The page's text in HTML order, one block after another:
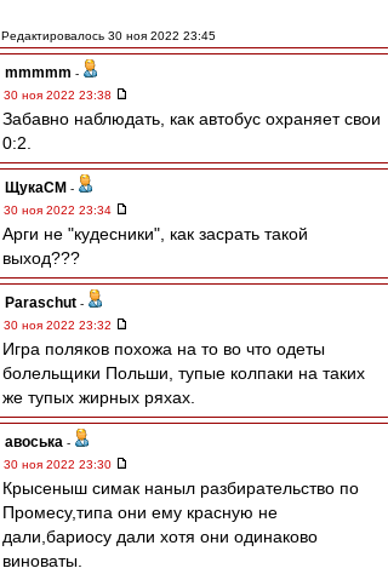
Редактировалось 30 ноя 2022 23:45
mmmmm -
30 ноя 2022 23:38
Забавно наблюдать, как автобус охраняет свои
0:2.
ЩукаСМ -
30 ноя 2022 23:34
Арги не "кудесники", как засрать такой
выход???
Paraschut -
30 ноя 2022 23:32
Игра поляков похожа на то во что одеты
болельщики Польши, тупые колпаки на таких
же тупых жирных ряхах.
авоська -
30 ноя 2022 23:30
Крысеныш симак наныл разбирательство по
Промесу,типа они ему красную не
дали,бариосу дали хотя они одинаково
виноваты.